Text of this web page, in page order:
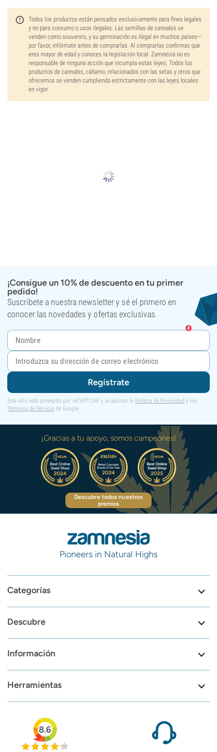
Todos los productos están pensados exclusivamente para fines legales
y no para consumo o usos ilegales. Las semillas de cannabis se
venden como souvenirs, y su germinación es ilegal en muchos países—
por favor, infórmate antes de comprarlas. Al comprarlas confirmas que
eres mayor de edad y conoces la legislación local. Zamnesia no es
responsable de ninguna acción que incumpla estas leyes. Todos los
productos de cannabis, cáñamo, relacionados con las setas y otros que
ofrecemos se venden cumpliendo estrictamente con las leyes locales
en vigor.
¡Consigue un 10% de descuento en tu primer
pedido!
Suscríbete a nuestra newsletter y sé el primero en
conocer las novedades y ofertas exclusivas.
Regístrate
Este sitio está protegido por reCAPTCHA y se aplican la Política de Privacidad y los
Términos de Servicio de Google.
¡Gracias a tu apoyo, somos campeones!
Descubre todos nuestros
premios
Pioneers in Natural Highs
Categorías
Descubre
Información
Herramientas
8.6